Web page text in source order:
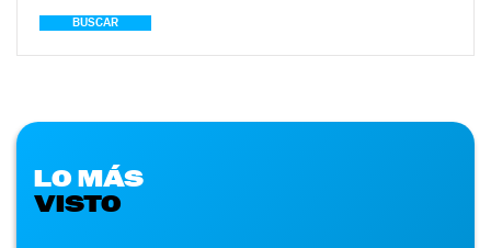
BUSCAR
LO MÁS
VISTO